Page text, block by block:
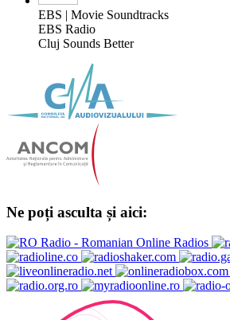
EBS | Movie Soundtracks
EBS Radio
Cluj Sounds Better
Ne poți asculta și aici: